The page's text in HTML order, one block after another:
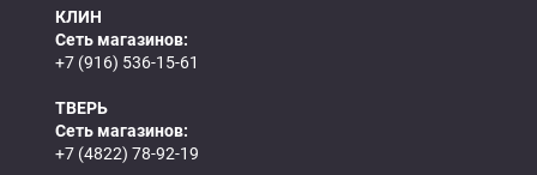
КЛИН
Сеть магазинов:
+7 (916) 536-15-61
ТВЕРЬ
Сеть магазинов:
+7 (4822) 78-92-19